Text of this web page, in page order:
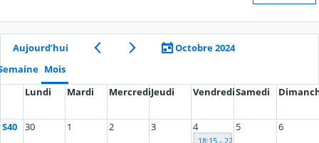
Aujourd’hui
Octobre 2024
Mois
Lundi
Mardi MercrediJeudi VendrediSamedi
S40 30 1 2 3 4
18:15 - 22:30
5 6